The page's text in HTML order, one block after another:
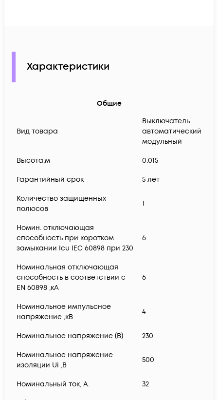
Характеристики
Общие
Вид товара
Выключатель
автоматический
модульный
Высота,м 0.015
Гарантийный срок 5 лет
Количество защищенных
полюсов
1
Номин. отключающая
способность при коротком
замыкании Icu IEC 60898 при 230
6
Номинальная отключающая
способность в соответствии с
EN 60898 ,кА
6
Номинальное импульсное
напряжение ,кВ
4
Номинальное напряжение (В) 230
Номинальное напряжение
изоляции Ui ,В
500
Номинальный ток, А. 32